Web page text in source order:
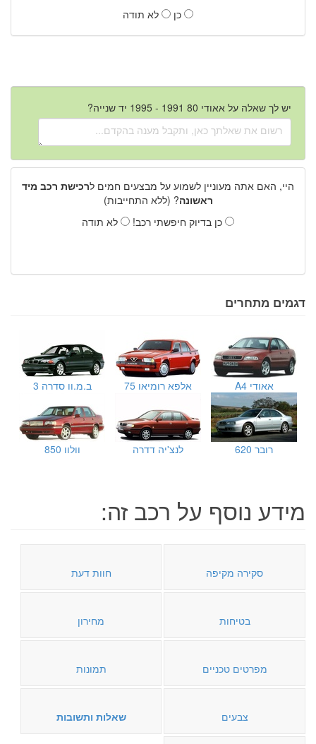
כן
לא תודה
יש לך שאלה על אאודי 80 1991 - 1995 יד שנייה?
היי, האם אתה מעוניין לשמוע על מבצעים חמים לרכישת רכב מיד
ראשונה? (ללא התחייבות)
כן בדיוק חיפשתי רכב!
לא תודה
דגמים מתחרים
אאודי A4 אלפא רומיאו 75 ב.מ.וו סדרה 3
רובר 620 לנצ'יה דדרה וולוו 850
מידע נוסף על רכב זה:
סקירה מקיפה חוות דעת
בטיחות מחירון
מפרטים טכניים תמונות
צבעים שאלות ותשובות